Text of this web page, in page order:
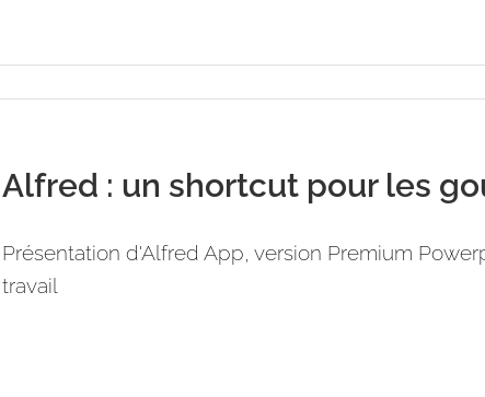
Alfred : un shortcut pour les
Présentation d'Alfred App, version Premium
travail